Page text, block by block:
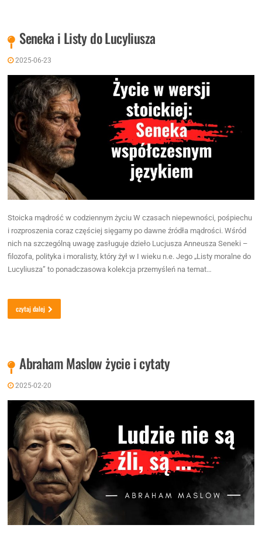
Seneka i Listy do Lucyliusza
2025-06-23
Stoicka mądrość w codziennym życiu W czasach niepewności, pośpiechu
i rozproszenia coraz częściej sięgamy po dawne źródła mądrości. Wśród
nich na szczególną uwagę zasługuje dzieło Lucjusza Anneusza Seneki –
filozofa, polityka i moralisty, który żył w I wieku n.e. Jego „Listy moralne do
Lucyliusza” to ponadczasowa kolekcja przemyśleń na temat…
czytaj dalej
Abraham Maslow życie i cytaty
2025-02-20